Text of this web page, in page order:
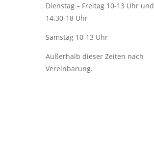
Dienstag – Freitag 10-13 Uhr und
14.30-18 Uhr
Samstag 10-13 Uhr
Außerhalb dieser Zeiten nach
Vereinbarung.